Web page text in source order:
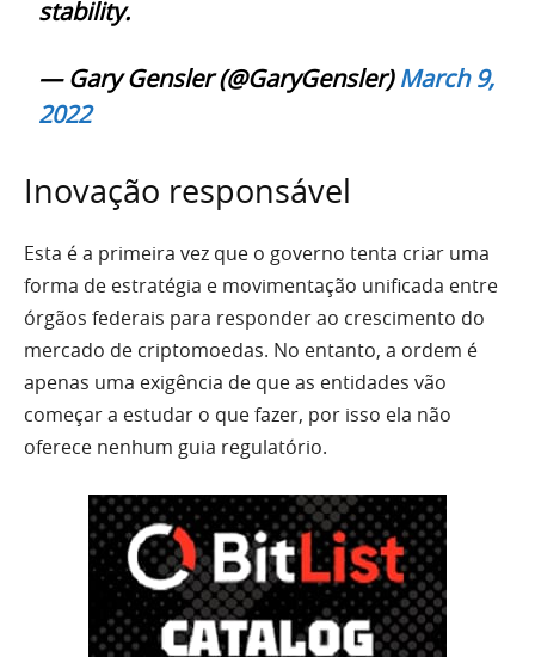
stability.
— Gary Gensler (@GaryGensler)March 9,
2022
Inovação responsável
Esta é a primeira vez que o governo tenta criar uma
forma de estratégia e movimentação unificada entre
órgãos federais para responder ao crescimento do
mercado de criptomoedas. No entanto, a ordem é
apenas uma exigência de que as entidades vão
começar a estudar o que fazer, por isso ela não
oferece nenhum guia regulatório.